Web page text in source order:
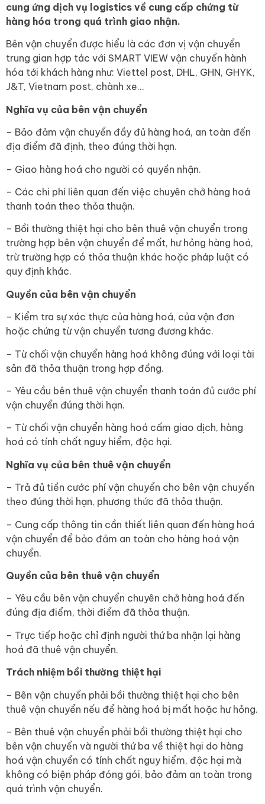
cung ứng dịch vụ logistics về cung cấp chứng từ
hàng hóa trong quá trình giao nhận.
Bên vận chuyển được hiểu là các đơn vị vận chuyển
trung gian hợp tác với SMART VIEW vận chuyển hành
hóa tới khách hàng như: Viettel post, DHL, GHN, GHYK,
J&T, Vietnam post, chành xe…
Nghĩa vụ của bên vận chuyển
– Bảo đảm vận chuyển đầy đủ hàng hoá, an toàn đến
địa điểm đã định, theo đúng thời hạn.
– Giao hàng hoá cho người có quyền nhận.
– Các chi phí liên quan đến việc chuyên chở hàng hoá
thanh toán theo thỏa thuận.
– Bồi thường thiệt hại cho bên thuê vận chuyển trong
trường hợp bên vận chuyển để mất, hư hỏng hàng hoá,
trừ trường hợp có thỏa thuận khác hoặc pháp luật có
quy định khác.
Quyền của bên vận chuyển
– Kiểm tra sự xác thực của hàng hoá, của vận đơn
hoặc chứng từ vận chuyển tương đương khác.
– Từ chối vận chuyển hàng hoá không đúng với loại tài
sản đã thỏa thuận trong hợp đồng.
– Yêu cầu bên thuê vận chuyển thanh toán đủ cước phí
vận chuyển đúng thời hạn.
– Từ chối vận chuyển hàng hoá cấm giao dịch, hàng
hoá có tính chất nguy hiểm, độc hại.
Nghĩa vụ của bên thuê vận chuyển
– Trả đủ tiền cước phí vận chuyển cho bên vận chuyển
theo đúng thời hạn, phương thức đã thỏa thuận.
– Cung cấp thông tin cần thiết liên quan đến hàng hoá
vận chuyển để bảo đảm an toàn cho hàng hoá vận
chuyển.
Quyền của bên thuê vận chuyển
– Yêu cầu bên vận chuyển chuyên chở hàng hoá đến
đúng địa điểm, thời điểm đã thỏa thuận.
– Trực tiếp hoặc chỉ định người thứ ba nhận lại hàng
hoá đã thuê vận chuyển.
Trách nhiệm bồi thường thiệt hại
– Bên vận chuyển phải bồi thường thiệt hại cho bên
thuê vận chuyển nếu để hàng hoá bị mất hoặc hư hỏng.
– Bên thuê vận chuyển phải bồi thường thiệt hại cho
bên vận chuyển và người thứ ba về thiệt hại do hàng
hoá vận chuyển có tính chất nguy hiểm, độc hại mà
không có biện pháp đóng gói, bảo đảm an toàn trong
quá trình vận chuyển.